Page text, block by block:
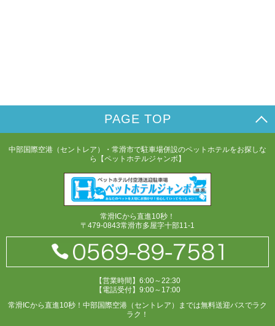
PAGE TOP
中部国際空港（セントレア）・常滑市で駐車場併設のペットホテルをお探しな
ら【ペットホテルジャンボ】
常滑ICから直進10秒！
〒479-0843常滑市多屋字十部11-1
【営業時間】6:00～22:30
【電話受付】9:00～17:00
常滑ICから直進10秒！中部国際空港（セントレア）までは無料送迎バスでラク
ラク！